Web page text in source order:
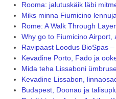
Rooma: jalutuskäik läbi
Miks minna Fiumicino
Rome: A Walk Through
Why go to Fiumicino Airport,
Ravipaast Loodus BioSpas
Kevadine Porto, Fado ja
Mida teha Lissaboni
Kevadine Lissabon,
Budapest, Doonau ja